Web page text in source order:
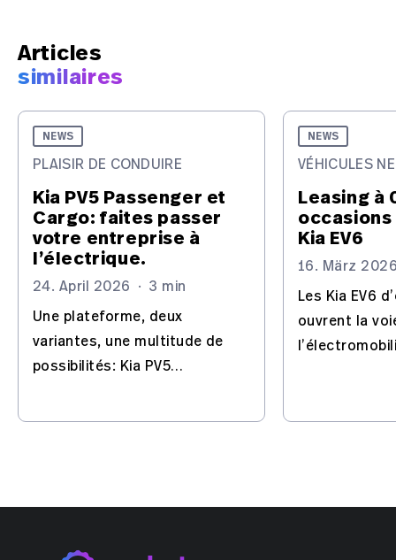
Articles
similaires
NEWS
PLAISIR DE CONDUIRE
Kia PV5 Passenger et
Cargo: faites passer
votre entreprise à
l’électrique.
24. April 2026 · 3 min
Une plateforme, deux
variantes, une multitude de
possibilités: Kia PV5
NEWS
VÉHICULES
Leasing à
Kia EV6
16. März
Les Kia EV6
ouvrent la
pour passer